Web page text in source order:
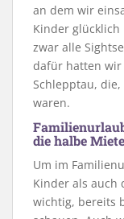
an dem wir
Kinder
zwar alle
dafür hatten wir
Schlepptau,
waren.
die halbe Miete
Um im
Kinder als auch
wichtig, bereits